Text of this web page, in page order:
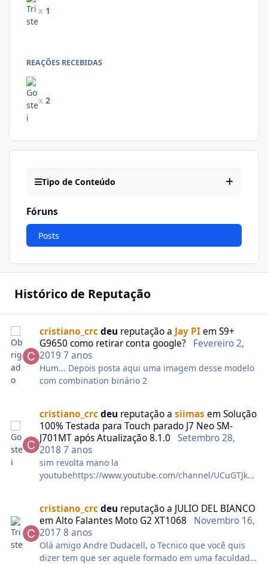
x 1
REAÇÕES RECEBIDAS
x 2
Tipo de Conteúdo
Fóruns
Posts
Histórico de Reputação
cristiano_crcdeu reputação a Jay PIemS9+
G9650 como retirar conta google?
Fevereiro 2,
20197 anos
Hum... Depois posta aqui uma imagem desse modelo
com combination binário 2
cristiano_crcdeu reputação asiimas emSolução
100% Testada para Touch parado J7 Neo SM-
J701MT após Atualização 8.1.0
Setembro 28,
20187 anos
sim revolta mano la
youtubehttps://www.youtube.com/channel/UCuGTJkX
esse ai
cristiano_crcdeu reputação a JULIO DEL BIANCO
emAlto Falantes Moto G2 XT1068
Novembro 16,
20178 anos
Olá amigo Andre Dudacell, o Tecnico que você quis
dizer tem que ser aquele formado em uma faculdade